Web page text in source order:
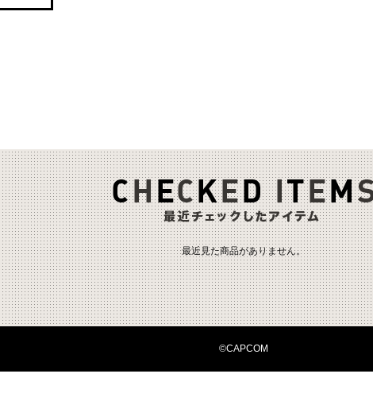
最近見た商品がありません。
©CAPCOM